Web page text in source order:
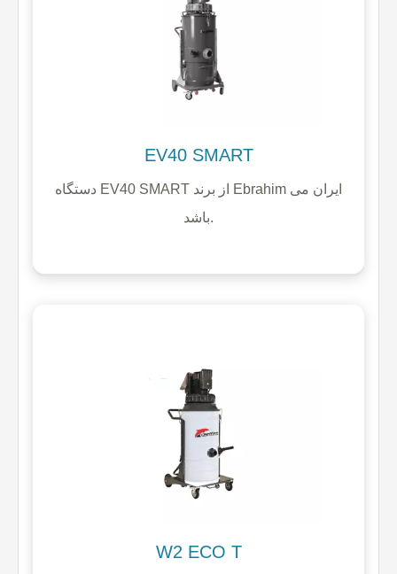
EV40 SMART
دستگاه EV40 SMART از برند Ebrahim ایران می
باشد.
W2 ECO T